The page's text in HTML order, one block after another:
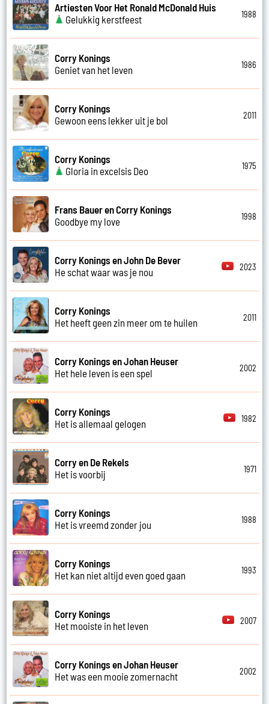
Artiesten Voor Het Ronald McDonald Huis
Gelukkig kerstfeest
1988
Corry Konings
Geniet van het leven
1986
Corry Konings
Gewoon eens lekker uit je bol
2011
Corry Konings
Gloria in excelsis Deo
1975
Frans Bauer en Corry Konings
Goodbye my love
1998
Corry Konings en John De Bever
He schat waar was je nou
2023
Corry Konings
Het heeft geen zin meer om te huilen
2011
Corry Konings en Johan Heuser
Het hele leven is een spel
2002
Corry Konings
Het is allemaal gelogen
1982
Corry en De Rekels
Het is voorbij
1971
Corry Konings
Het is vreemd zonder jou
1988
Corry Konings
Het kan niet altijd even goed gaan
1993
Corry Konings
Het mooiste in het leven
2007
Corry Konings en Johan Heuser
Het was een mooie zomernacht
2002